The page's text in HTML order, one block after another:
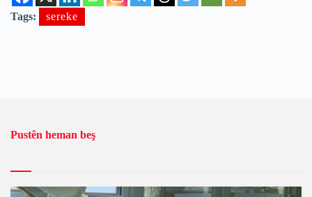
Tags: sereke
Pustên heman beş